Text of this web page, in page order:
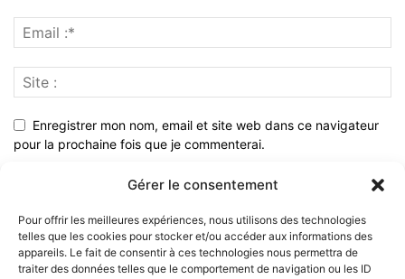
Gérer le consentement
Pour offrir les meilleures expériences, nous utilisons des technologies
telles que les cookies pour stocker et/ou accéder aux informations des
appareils. Le fait de consentir à ces technologies nous permettra de
traiter des données telles que le comportement de navigation ou les ID
Enregistrer mon nom, email et site web dans ce navigateur
pour la prochaine fois que je commenterai.